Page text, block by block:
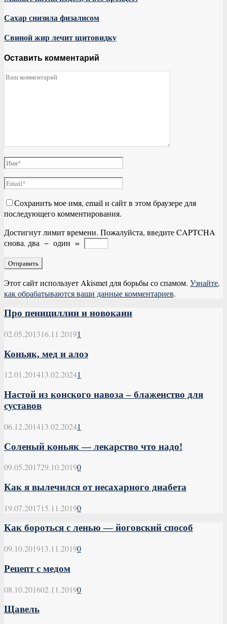
Сахар снизила физалисом
Свиной жир лечит щитовидку
Оставить комментарий
Сохранить мое имя, email и сайт в этом браузере для
последующего комментирования.
Достигнут лимит времени. Пожалуйста, введите CAPTCHA
снова. два − один =
Этот сайт использует Akismet для борьбы со спамом. Узнайте,
как обрабатываются ваши данные комментариев.
Про пенициллин и новокаин
02.05.201316.11.20191
Коньяк, мед и алоэ
12.01.201413.02.20241
Настой из конского навоза – блаженство для
суставов
06.12.201413.02.20241
Соленый коньяк — лекарство что надо!
09.05.201729.10.20190
Как я вылечился от несахарного диабета
19.07.201715.11.20190
Как бороться с ленью — йоговский способ
09.10.201913.11.20190
Рецепт с медом
08.10.201602.11.20190
Щавель